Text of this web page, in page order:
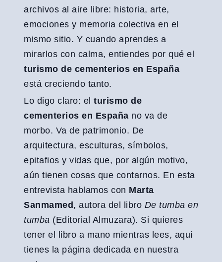
archivos al aire libre: historia, arte,
emociones y memoria colectiva en el
mismo sitio. Y cuando aprendes a
mirarlos con calma, entiendes por qué el
turismo de cementerios en España
está creciendo tanto.
Lo digo claro: el turismo de
cementerios en España no va de
morbo. Va de patrimonio. De
arquitectura, esculturas, símbolos,
epitafios y vidas que, por algún motivo,
aún tienen cosas que contarnos. En esta
entrevista hablamos con Marta
Sanmamed , autora del libro De tumba en
tumba (Editorial Almuzara). Si quieres
tener el libro a mano mientras lees, aquí
tienes la página dedicada en nuestra